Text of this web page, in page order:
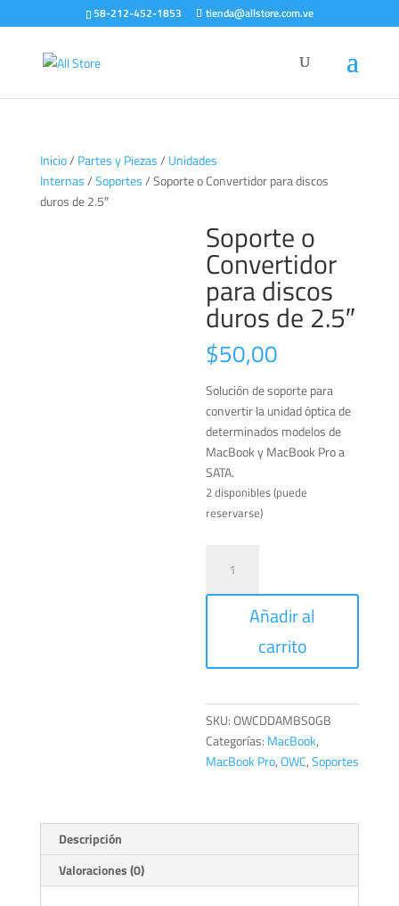
58-212-452-1853 tienda@allstore.com.ve
Inicio/ Partes y Piezas/ Unidades
Internas/Soportes/ Soporte o Convertidor para discos
duros de 2.5″
Soporte o
Convertidor
para discos
duros de 2.5″
$50,00
Solución de soporte para
convertir la unidad óptica de
determinados modelos de
MacBook y MacBook Pro a
SATA.
2 disponibles (puede
reservarse)
Convertidor
cantidad
Añadir al
carrito
SKU:OWCDDAMBS0GB
Categorías: MacBook,
MacBook Pro,OWC,Soportes
Descripción
Valoraciones (0)